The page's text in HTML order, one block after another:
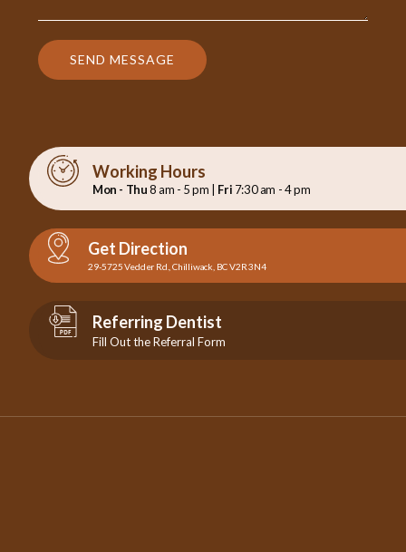
SEND MESSAGE
Working Hours
Mon - Thu8 am - 5 pm | Fri 7:30 am - 4 pm
Get Direction
29-5725 Vedder Rd., Chilliwack, BC V2R 3N4
Referring Dentist
Fill Out the Referral Form